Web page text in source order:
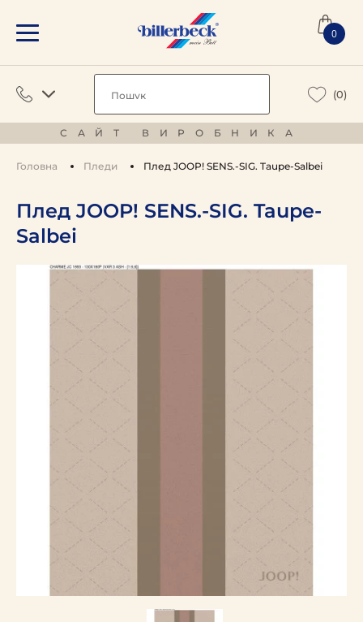
0
(0)
САЙТ ВИРОБНИКА
Головна Пледи Плед JOOP! SENS.-SIG. Taupe-Salbei
Плед JOOP! SENS.-SIG. Taupe-
Salbei